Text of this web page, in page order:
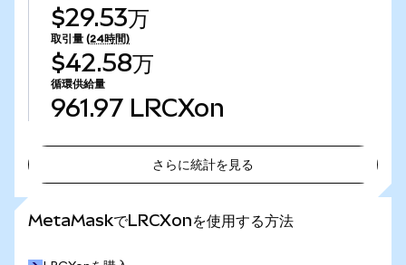
$29.53万
取引量 (24時間)
$42.58万
循環供給量
961.97 LRCXon
さらに統計を見る
MetaMaskでLRCXonを使用する方法